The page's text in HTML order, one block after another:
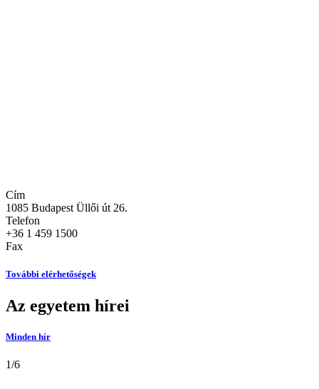
Cím
1085 Budapest Üllői út 26.
Telefon
+36 1 459 1500
Fax
További elérhetőségek
Az egyetem hírei
Minden hír
1/6